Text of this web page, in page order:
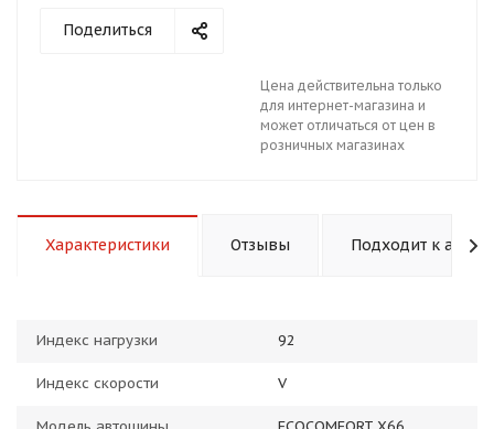
Поделиться
Цена действительна только
для интернет-магазина и
может отличаться от цен в
розничных магазинах
Характеристики Отзывы Подходит к авто
Индекс нагрузки 92
Индекс скорости V